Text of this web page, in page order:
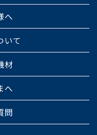
へ
いて
材
へ
問